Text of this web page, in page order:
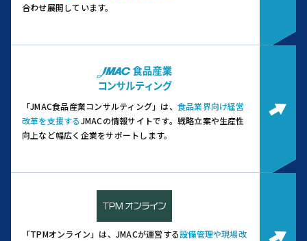
合わせ展開しています。
「JMAC食品産業コンサルティング」は、 食品業界向け経営
改革を支援するJMACの情報サイトです。 戦略立案や生産性
向上など幅広く企業をサポートします。
「TPMオンライン」は、JMACが運営する設備管理や現場改